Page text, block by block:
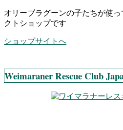
オリーブラグーンの子たちが使
クトショップです
ショップサイトへ
Weimaraner Rescue Club